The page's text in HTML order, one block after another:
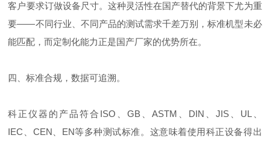
客户要求订做设备尺寸。这种灵活性在国产替代的背景下尤为重
要——不同行业、不同产品的测试需求千差万别，标准机型未必
能匹配，而定制化能力正是国产厂家的优势所在。
四、标准合规，数据可追溯。
科正仪器的产品符合ISO、GB、ASTM、DIN、JIS、UL、
IEC、CEN、EN等多种测试标准。这意味着使用科正设备得出